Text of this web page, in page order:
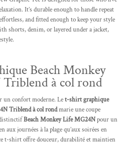
It’s durable enough to handle repeat
and fitted enough to keep your style
shorts, denim, or layered under a jacket,
Beach Monkey
à col rond
un confort moderne. Let-shirt graphique
Triblend à col rondmarie une coupe
distinctifBeach Monkey Life MG24Npour un
aux journées à la plage qu’aux soirées en
t-shirt offre douceur, durabilité et maintien